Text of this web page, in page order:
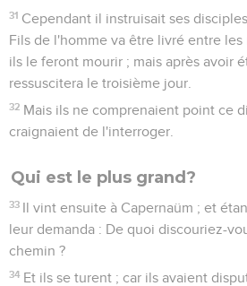
31 Cependant il instruisait ses
Fils de l'homme va être livré entre les
ils le feront mourir ; mais après avoir
ressuscitera le troisième jour.
32 Mais ils ne comprenaient point ce
craignaient de l'interroger.
Qui est le plus grand?
33 Il vint ensuite à Capernaüm ; et
leur demanda : De quoi discouriez-
chemin ?
34 Et ils se turent ; car ils avaient